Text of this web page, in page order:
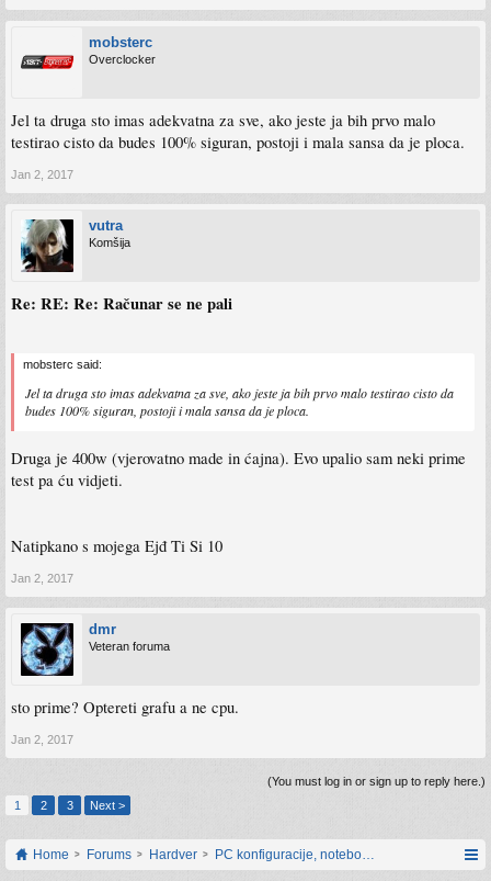
mobsterc
Overclocker
Jel ta druga sto imas adekvatna za sve, ako jeste ja bih prvo malo
testirao cisto da budes 100% siguran, postoji i mala sansa da je ploca.
Jan 2, 2017
vutra
Komšija
Re: RE: Re: Računar se ne pali
mobsterc said:
Jel ta druga sto imas adekvatna za sve, ako jeste ja bih prvo malo testirao cisto da
budes 100% siguran, postoji i mala sansa da je ploca.
Druga je 400w (vjerovatno made in ćajna). Evo upalio sam neki prime
test pa ću vidjeti.
Natipkano s mojega Ejđ Ti Si 10
Jan 2, 2017
dmr
Veteran foruma
sto prime? Optereti grafu a ne cpu.
Jan 2, 2017
(You must log in or sign up to reply here.)
1
2 3 Next >
Home Forums Hardver PC konfiguracije, notebook računari, servis